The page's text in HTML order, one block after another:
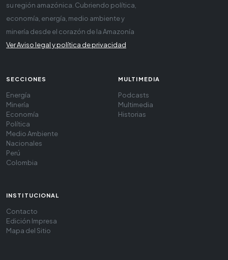
su región amazónica. Cubriendo política,
economía, energía, medio ambiente y
minería desde el corazón de la Amazonía
Ver Aviso legal y política de privacidad
SECCIONES
Energía
Minería
Economía
Política
Medio Ambiente
Nacionales
Perú
Colombia
MULTIMEDIA
Podcasts
Multimedia
Historias
INSTITUCIONAL
Contacto
Edición Impresa
Mapa del Sitio